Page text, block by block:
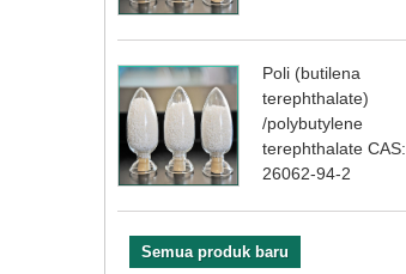
Poli (butilena
terephthalate)
/polybutylene
terephthalate CAS:
26062-94-2
Semua produk baru